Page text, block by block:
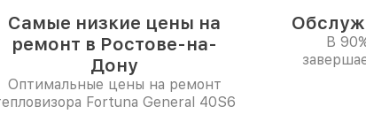
Самые низкие цены на
ремонт в Ростове-на-
Дону
Оптимальные цены на ремонт
Fortuna General 40S6
В